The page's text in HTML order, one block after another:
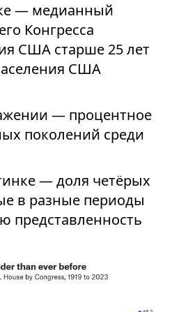
— медианный
Конгресса
США старше 25 лет
США
— процентное
поколений среди
— доля четёрых
в разные периоды
представленность